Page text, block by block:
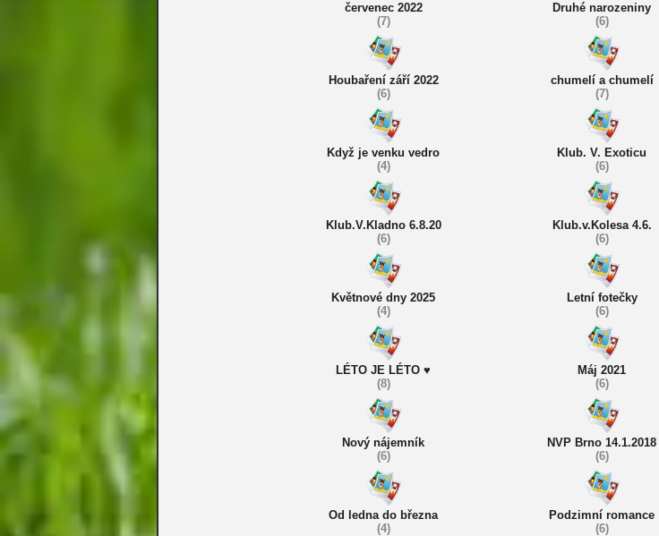
červenec 2022
(7)
Druhé narozeniny
(6)
Houbaření září 2022
(6)
chumelí a chumelí
(7)
Když je venku vedro
(4)
Klub. V. Exoticu
(6)
Klub.V.Kladno 6.8.20
(6)
Klub.v.Kolesa 4.6.
(6)
Květnové dny 2025
(4)
Letní fotečky
(6)
LÉTO JE LÉTO ♥
(8)
Máj 2021
(6)
Nový nájemník
(6)
NVP Brno 14.1.2018
(6)
Od ledna do března
(4)
Podzimní romance
(6)